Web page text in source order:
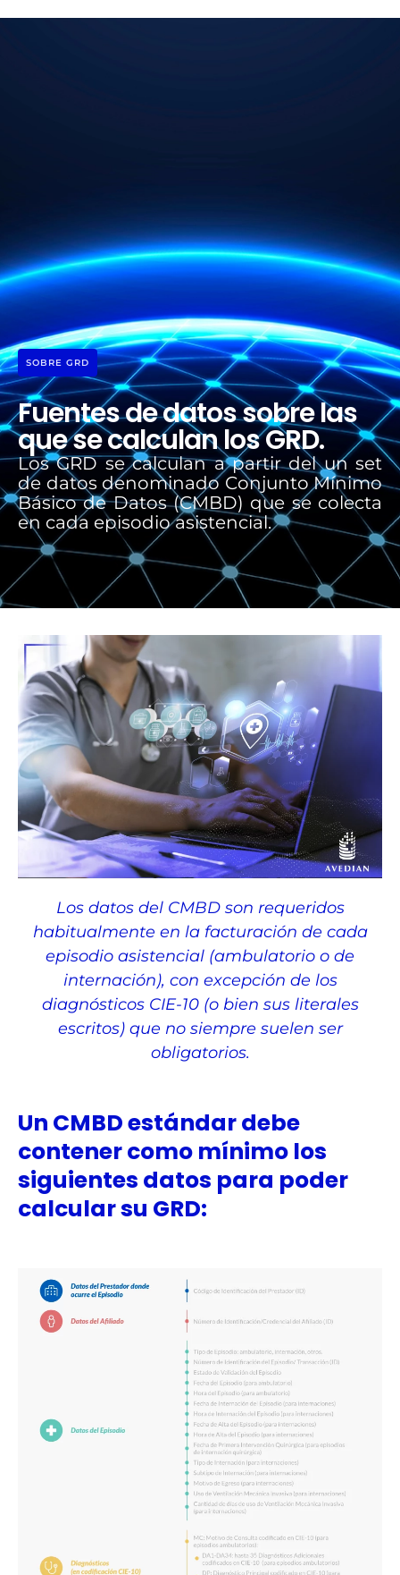
SOBRE GRD
Fuentes de datos sobre las
que se calculan los GRD.
Los GRD se calculan a partir del un set
de datos denominado Conjunto Mínimo
Básico de Datos (CMBD) que se colecta
en cada episodio asistencial.
Los datos del CMBD son requeridos
habitualmente en la facturación de cada
episodio asistencial (ambulatorio o de
internación), con excepción de los
diagnósticos CIE-10 (o bien sus literales
escritos) que no siempre suelen ser
obligatorios.
Un CMBD estándar debe
contener como mínimo los
siguientes datos para poder
calcular su GRD: